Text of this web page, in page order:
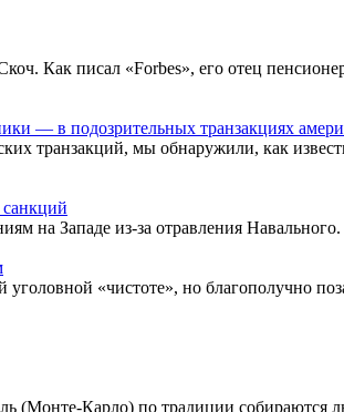
Как писал «Forbes», его отец
— в подозрительных транзакциях
транзакций, мы обнаружили, как
на Западе из-за отравления Навального.
«чистоте», но благополучно
(Монте-Карло) по традиции